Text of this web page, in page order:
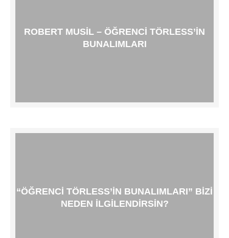
ROBERT MUSIL – ÖĞRENCI TÖRLESS’IN
BUNALIMLARI
“ÖĞRENCI TÖRLESS’IN BUNALIMLARI” BIZI
NEDEN İLGILENDIRSIN?